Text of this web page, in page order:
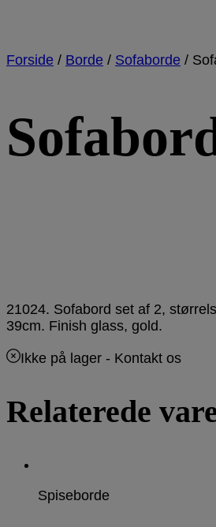
Forside / Borde / Sofaborde /
21024. Sofabord set af 2,
39cm. Finish glass, gold.
Ikke på lager - Kontakt os
Relaterede
Spiseborde